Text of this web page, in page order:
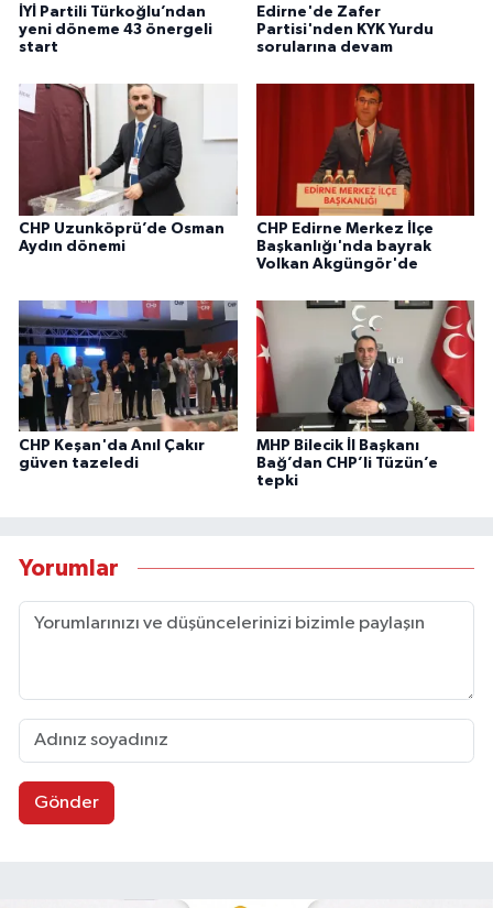
İYİ Partili Türkoğlu’ndan
yeni döneme 43 önergeli
start
Edirne'de Zafer
Partisi'nden KYK Yurdu
sorularına devam
CHP Uzunköprü’de Osman
Aydın dönemi
CHP Edirne Merkez İlçe
Başkanlığı'nda bayrak
Volkan Akgüngör'de
CHP Keşan'da Anıl Çakır
güven tazeledi
MHP Bilecik İl Başkanı
Bağ’dan CHP’li Tüzün’e
tepki
Yorumlar
Gönder